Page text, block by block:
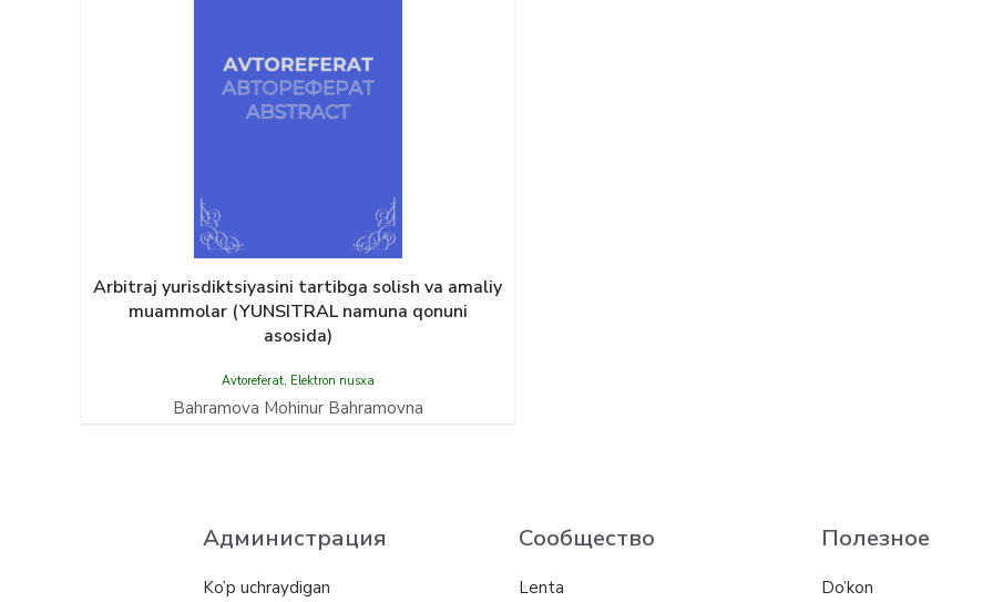
Arbitraj yurisdiktsiyasini tartibga solish va amaliy
muammolar (YUNSITRAL namuna qonuni
asosida)
Avtoreferat, Elektron nusxa
Bahramova Mohinur Bahramovna
Администрация
Ko’p uchraydigan
Сообщество
Lenta
Полезное
Do’kon